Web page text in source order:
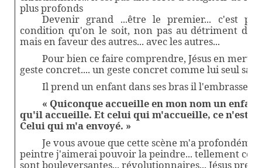
plus profonds
Devenir grand ...être le premier... c'est
condition qu'on le soit, non pas au détriment des
mais en faveur des autres... avec les autres...
Pour bien ce faire comprendre, Jésus en
geste concret.... un geste concret comme lui seul sait
Il prend un enfant dans ses bras il l'embrasse
« Quiconque accueille en mon nom un
qu'il accueille. Et celui qui m'accueille, ce n'est
Celui qui m'a envoyé. »
Je vous avoue que cette scène m'a
peintre j'aimerai pouvoir la peindre... tellement ce
sont bouleversantes... révolutionnaires... Jésus